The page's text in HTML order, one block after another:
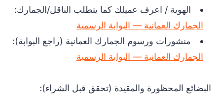
الهوية / اعرف عميلك كما يتطلب الناقل/الجمارك:
الجمارك العمانية — البوابة الرسمية
منشورات ورسوم الجمارك العمانية (راجع البوابة):
الجمارك العمانية — البوابة الرسمية
البضائع المحظورة والمقيدة (تحقق قبل الشراء):